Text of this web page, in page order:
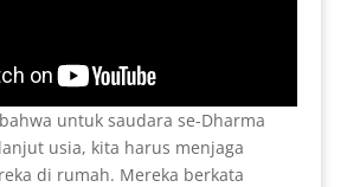
untuk saudara se-Dharma
usia, kita harus menjaga
di rumah. Mereka berkata